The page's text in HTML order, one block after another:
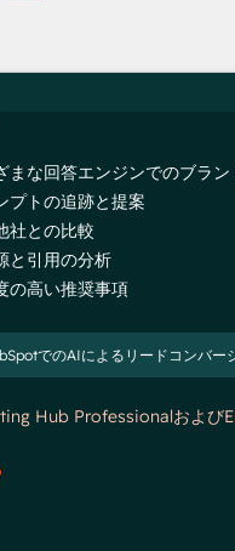
まな回答エンジンでのブラ
プトの追跡と提案
社との比較
と引用の分析
の高い推奨事項
でのAIによるリードコンバー
Hub Professionalおよび